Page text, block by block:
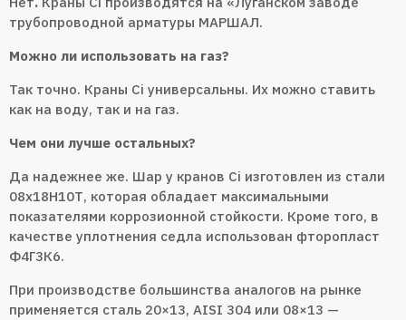
трубопроводной арматуры МАРШАЛ.
Можно ли использовать на газ?
Так точно. Краны Ci универсальны. Их можно ставить
как на воду, так и на газ.
Чем они лучше остальных?
Да надежнее же. Шар у кранов Ci изготовлен из стали
08x18H10Т, которая обладает максимальными
показателями коррозионной стойкости. Кроме того, в
качестве уплотнения седла использован фторопласт
Ф4Г3К6.
При производстве большинства аналогов на рынке
применяется сталь 20×13, AISI 304 или 08×13 —